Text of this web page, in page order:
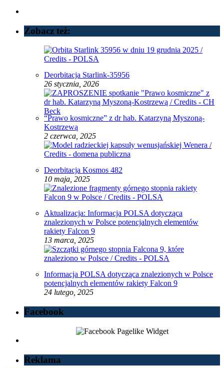
Zobacz też:
Deorbitacja Starlink-35956
26 stycznia, 2026
“Prawo kosmiczne” z dr hab. Katarzyną Myszoną-
Kostrzewą
2 czerwca, 2025
Deorbitacja Kosmos 482
10 maja, 2025
Aktualizacja: Informacja POLSA dotycząca
znalezionych w Polsce potencjalnych elementów
rakiety Falcon 9
13 marca, 2025
Informacja POLSA dotycząca znalezionych w Polsce
potencjalnych elementów rakiety Falcon 9
24 lutego, 2025
Facebook
Reklama